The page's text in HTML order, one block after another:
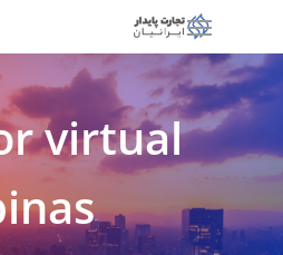
virtual